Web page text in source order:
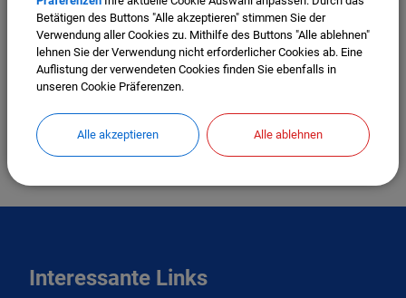
Interessante Links
Betätigen des Buttons "Alle akzeptieren" stimmen Sie der
Verwendung aller Cookies zu. Mithilfe des Buttons "Alle ablehnen"
lehnen Sie der Verwendung nicht erforderlicher Cookies ab. Eine
Auflistung der verwendeten Cookies finden Sie ebenfalls in
unseren Cookie Präferenzen.
Alle akzeptieren Alle ablehnen